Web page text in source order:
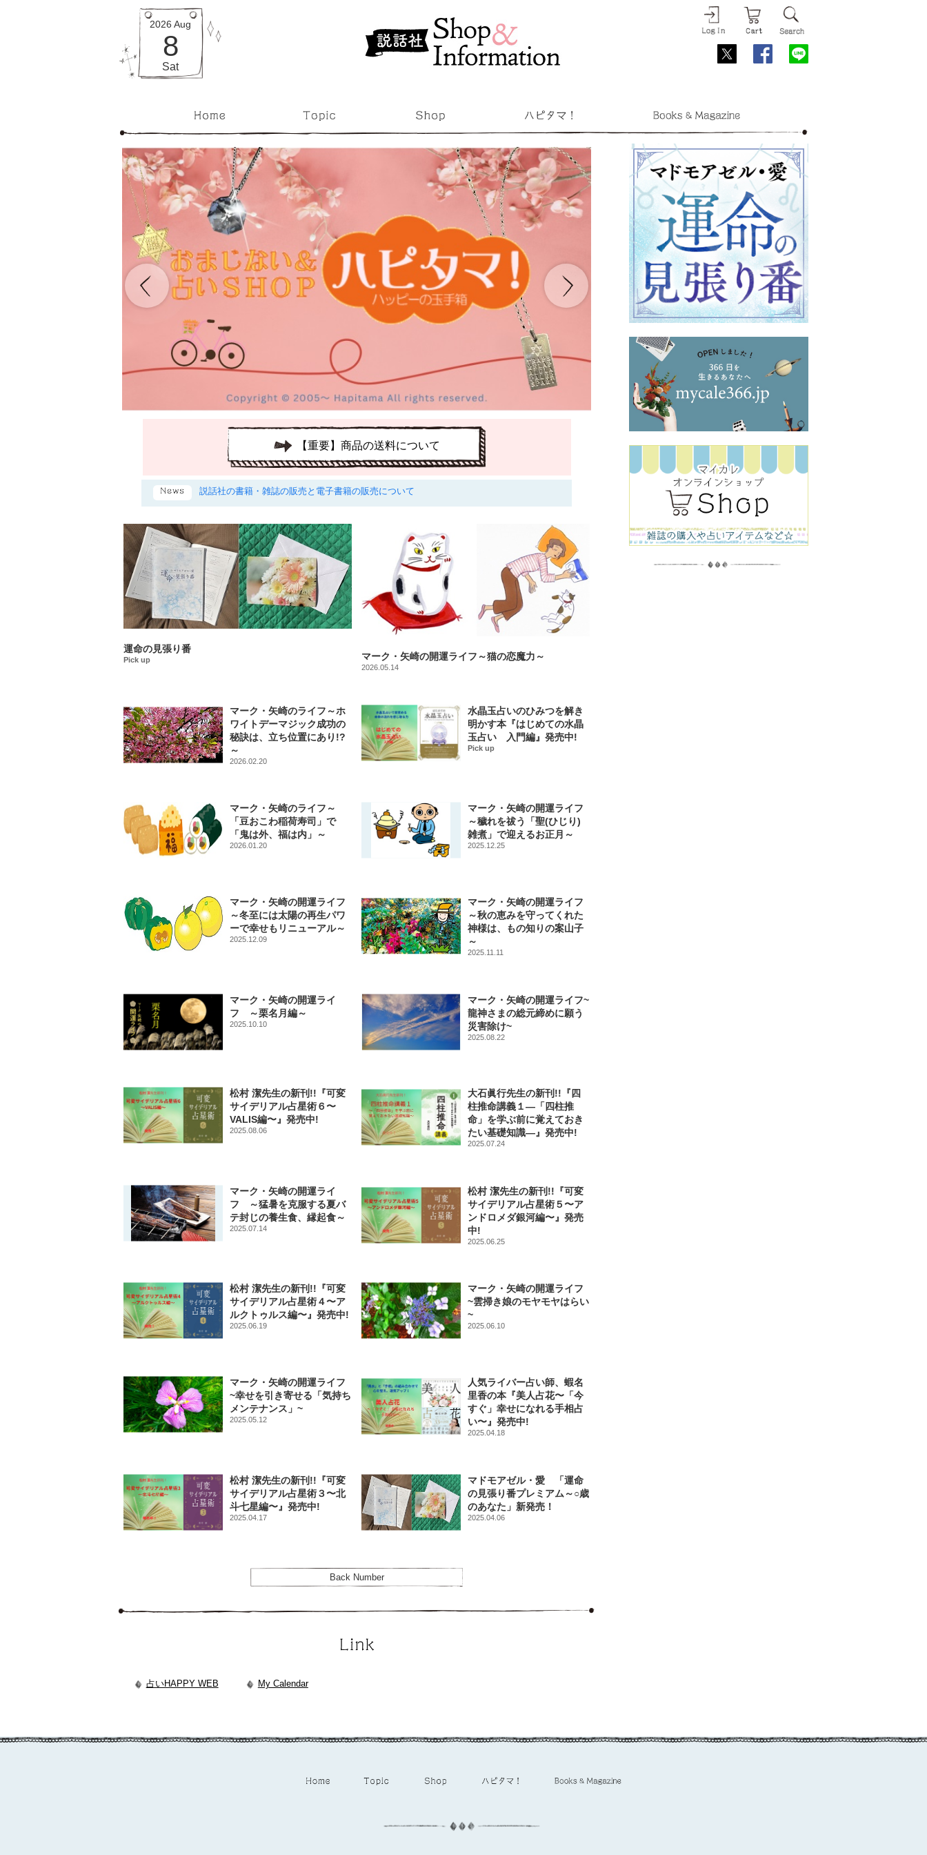
2026 Aug
8
Sat
【重要】商品の送料について
説話社の書籍・雑誌の販売と電子書籍の販売について
運命の見張り番
Pick up マーク・矢崎の開運ライフ～猫の恋魔力～
2026.05.14
マーク・矢崎のライフ～ホ
ワイトデーマジック成功の
秘訣は、立ち位置にあり!?
～
2026.02.20
水晶玉占いのひみつを解き
明かす本『はじめての水晶
玉占い 入門編』発売中!
Pick up
マーク・矢崎のライフ～
「豆おこわ稲荷寿司」で
「鬼は外、福は内」～
2026.01.20
マーク・矢崎の開運ライフ
～穢れを祓う「聖(ひじり)
雑煮」で迎えるお正月～
2025.12.25
マーク・矢崎の開運ライフ
～冬至には太陽の再生パワ
ーで幸せもリニューアル～
2025.12.09
マーク・矢崎の開運ライフ
～秋の恵みを守ってくれた
神様は、もの知りの案山子
～
2025.11.11
マーク・矢崎の開運ライ
フ ～栗名月編～
2025.10.10
マーク・矢崎の開運ライフ~
龍神さまの総元締めに願う
災害除け~
2025.08.22
松村 潔先生の新刊!!『可変
サイデリアル占星術６〜
VALIS編〜』発売中!
2025.08.06
大石眞行先生の新刊!!『四
柱推命講義１―「四柱推
命」を学ぶ前に覚えておき
たい基礎知識―』発売中!
2025.07.24
マーク・矢崎の開運ライ
フ ～猛暑を克服する夏バ
テ封じの養生食、縁起食～
2025.07.14
松村 潔先生の新刊!!『可変
サイデリアル占星術５〜ア
ンドロメダ銀河編〜』発売
中!
2025.06.25
松村 潔先生の新刊!!『可変
サイデリアル占星術４〜ア
ルクトゥルス編〜』発売中!
2025.06.19
マーク・矢崎の開運ライフ
~雲掃き娘のモヤモヤはらい
~
2025.06.10
マーク・矢崎の開運ライフ
~幸せを引き寄せる「気持ち
メンテナンス」~
2025.05.12
人気ライバー占い師、蝦名
里香の本『美人占花〜「今
すぐ」幸せになれる手相占
い〜』発売中!
2025.04.18
松村 潔先生の新刊!!『可変
サイデリアル占星術３〜北
斗七星編〜』発売中!
2025.04.17
マドモアゼル・愛 「運命
の見張り番プレミアム～○歳
のあなた」新発売！
2025.04.06
Back Number
占いHAPPY WEB My Calendar